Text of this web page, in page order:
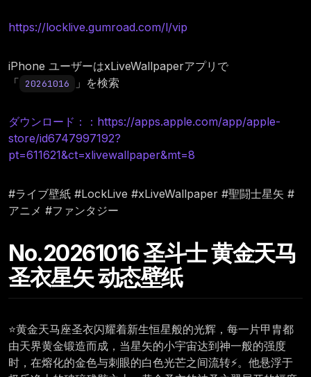
https://locklive.gumroad.com/l/vip
iPhone ユーザーはxLiveWallpaperアプリで
「 20261016 」を検索
ダウンロード：：https://apps.apple.com/app/apple-
store/id6747997192?
pt=611621&ct=xlivewallpaper&mt=8
#ライブ壁紙 #LockLive #xLiveWallpaper #聖闘士星矢 #
アニメ #ファンタジー
No.20261016 圣斗士 黄金天马
圣衣星矢 动态壁纸
⭐黄金天马座圣衣闪耀着新生恒星般的光辉，每一片甲胄都
由天界黄金锻造而成，当星矢的小宇宙达到神一般的强度
时，在熔化的金色与刺眼的白色光芒之间流转⚡。他悬浮于